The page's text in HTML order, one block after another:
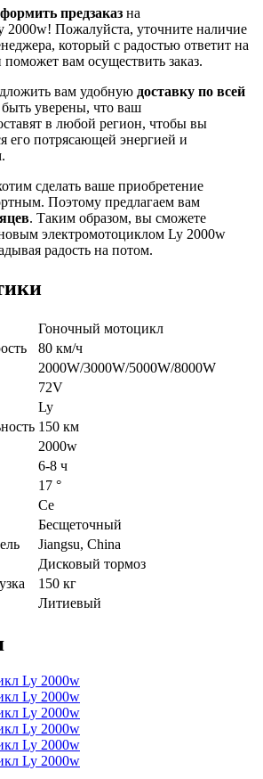
предзаказ на
2000w! Пожалуйста, уточните наличие
который с радостью ответит на
вам осуществить заказ.
вам удобную доставку по всей
уверены, что ваш
в любой регион, чтобы вы
его потрясающей энергией и
сделать ваше приобретение
Поэтому предлагаем вам
. Таким образом, вы сможете
электромотоциклом Ly 2000w
радость на потом.
Гоночный мотоцикл
80 км/ч
2000W/3000W/5000W/8000W
72V
Ly
150 км
2000w
6-8 ч
17 °
Ce
Бесщеточный
Jiangsu, China
Дисковый тормоз
150 кг
Литиевый